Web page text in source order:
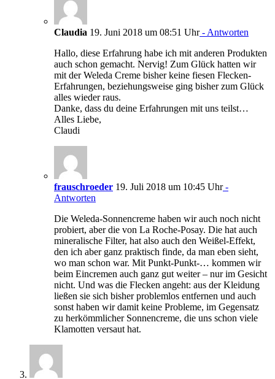
Claudia 19. Juni 2018 um 08:51 Uhr- Antworten
Hallo, diese Erfahrung habe ich mit anderen Produkten
auch schon gemacht. Nervig! Zum Glück hatten wir
mit der Weleda Creme bisher keine fiesen Flecken-
Erfahrungen, beziehungsweise ging bisher zum Glück
alles wieder raus.
Danke, dass du deine Erfahrungen mit uns teilst…
Alles Liebe,
Claudi
frauschroeder 19. Juli 2018 um 10:45 Uhr-
Antworten
Die Weleda-Sonnencreme haben wir auch noch nicht
probiert, aber die von La Roche-Posay. Die hat auch
mineralische Filter, hat also auch den Weißel-Effekt,
den ich aber ganz praktisch finde, da man eben sieht,
wo man schon war. Mit Punkt-Punkt-… kommen wir
beim Eincremen auch ganz gut weiter – nur im Gesicht
nicht. Und was die Flecken angeht: aus der Kleidung
ließen sie sich bisher problemlos entfernen und auch
sonst haben wir damit keine Probleme, im Gegensatz
zu herkömmlicher Sonnencreme, die uns schon viele
Klamotten versaut hat.